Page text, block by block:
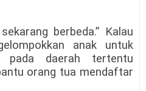
berbeda.” Kalau
anak untuk
pada daerah tertentu
orang tua mendaftar